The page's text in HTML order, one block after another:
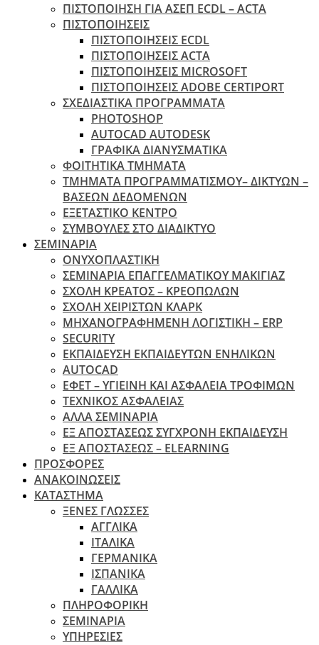
ΠIΣΤΟΠΟΙΗΣΗ ΓΙΑ ΑΣΕΠ ECDL – ACTA
ΠΙΣΤΟΠΟΙΗΣΕΙΣ
ΠΙΣΤΟΠΟΙΗΣΕΙΣ ECDL
ΠΙΣΤΟΠΟΙΗΣΕΙΣ ACTA
ΠΙΣΤΟΠΟΙΗΣΕΙΣ MICROSOFT
ΠΙΣΤΟΠΟΙΗΣΕΙΣ ADOBE CERTIPORT
ΣΧΕΔΙΑΣΤΙΚΑ ΠΡΟΓΡΑΜΜΑΤΑ
PHOTOSHOP
AUTOCAD AUTODESK
ΓΡΑΦΙΚΑ ΔΙΑΝΥΣΜΑΤΙΚΑ
ΦΟΙΤΗΤΙΚΑ ΤΜΗΜΑΤΑ
ΤΜΗΜΑΤΑ ΠΡΟΓΡΑΜΜΑΤΙΣΜΟΥ– ΔΙΚΤΥΩΝ –
ΒΑΣΕΩΝ ΔΕΔΟΜΕΝΩΝ
ΕΞΕΤΑΣΤΙΚΟ ΚΕΝΤΡΟ
ΣΥΜΒΟΥΛΕΣ ΣΤΟ ΔΙΑΔΙΚΤΥΟ
ΣΕΜΙΝΑΡΙΑ
ΟΝΥΧΟΠΛΑΣΤΙΚΗ
ΣΕΜΙΝΑΡΙΑ ΕΠΑΓΓΕΛΜΑΤΙΚΟΥ ΜΑΚΙΓΙΑΖ
ΣΧΟΛΗ ΚΡΕΑΤΟΣ – ΚΡΕΟΠΩΛΩΝ
ΣΧΟΛΗ ΧΕΙΡΙΣΤΩΝ ΚΛΑΡΚ
ΜΗΧΑΝΟΓΡΑΦΗΜΕΝΗ ΛΟΓΙΣΤΙΚΗ – ERP
SECURITY
ΕΚΠΑΙΔΕΥΣΗ ΕΚΠΑΙΔΕΥΤΩΝ ΕΝΗΛΙΚΩΝ
ΑUTOCAD
ΕΦΕΤ – ΥΓΙΕΙΝΗ ΚΑΙ ΑΣΦΑΛΕΙΑ ΤΡΟΦΙΜΩΝ
ΤΕΧΝΙΚΟΣ ΑΣΦΑΛΕΙΑΣ
ΆΛΛΑ ΣΕΜΙΝΑΡΙΑ
EΞ ΑΠΟΣΤΑΣΕΩΣ ΣΥΓΧΡΟΝΗ ΕΚΠΑΙΔΕΥΣΗ
ΕΞ ΑΠΟΣΤΑΣΕΩΣ – ELEARNING
ΠΡΟΣΦΟΡΕΣ
ΑΝΑΚΟΙΝΩΣΕΙΣ
ΚΑΤΑΣΤΗΜΑ
ΞΕΝΕΣ ΓΛΩΣΣΕΣ
ΑΓΓΛΙΚΑ
ΙΤΑΛΙΚΑ
ΓΕΡΜΑΝΙΚΑ
ΙΣΠΑΝΙΚΑ
ΓΑΛΛΙΚΑ
ΠΛΗΡΟΦΟΡΙΚΗ
ΣΕΜΙΝΑΡΙΑ
ΥΠΗΡΕΣΙΕΣ